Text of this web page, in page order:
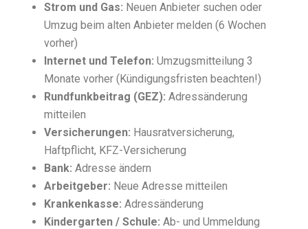
Strom und Gas: Neuen Anbieter suchen oder
Umzug beim alten Anbieter melden (6 Wochen
vorher)
Internet und Telefon: Umzugsmitteilung 3
Monate vorher (Kündigungsfristen beachten!)
Rundfunkbeitrag (GEZ): Adressänderung
mitteilen
Versicherungen: Hausratversicherung,
Haftpflicht, KFZ-Versicherung
Bank: Adresse ändern
Arbeitgeber: Neue Adresse mitteilen
Krankenkasse: Adressänderung
Kindergarten / Schule: Ab- und Ummeldung